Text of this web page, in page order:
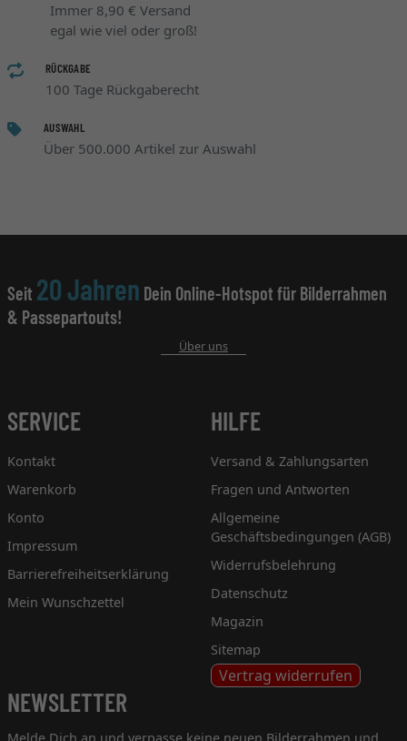
Immer 8,90 € Versand
egal wie viel oder groß!
RÜCKGABE
100 Tage Rückgaberecht
AUSWAHL
Über 500.000 Artikel zur Auswahl
Seit 20 Jahren Dein Online-Hotspot für Bilderrahmen
& Passepartouts!
Über uns
SERVICE
Kontakt
Warenkorb
Konto
Impressum
Barrierefreiheitserklärung
Mein Wunschzettel
HILFE
Versand & Zahlungsarten
Fragen und Antworten
Allgemeine
Geschäftsbedingungen (AGB)
Widerrufsbelehrung
Datenschutz
Magazin
Sitemap
Vertrag widerrufen
NEWSLETTER